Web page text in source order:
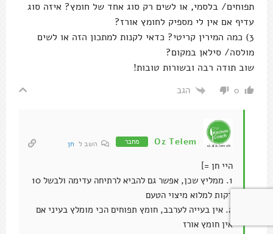
תפוחים/ בלסמי, או לשים רק סוג אחד של חומץ? איזה סוג
עדיף אם אין לי מספיק לחומץ אורז?
3) כמה המירין קריטי? כדאי לקנות למתכון הזה או לשים
מולסה/ סילאן במקום?
שוב תודה רבה ובשורות טובות!
0 הגב
Oz Telem מחבר השב ל חן
היי חן =]
1. ממליץ שכן, אפשר גם להביא לרתיחה עדימה ולבשל 10
דקות למלוא מיצוי הטעם
2. אין בעייה לערבב, חומץ תפוחים הכי מומלץ בעיני אם
אין חומץ אורז